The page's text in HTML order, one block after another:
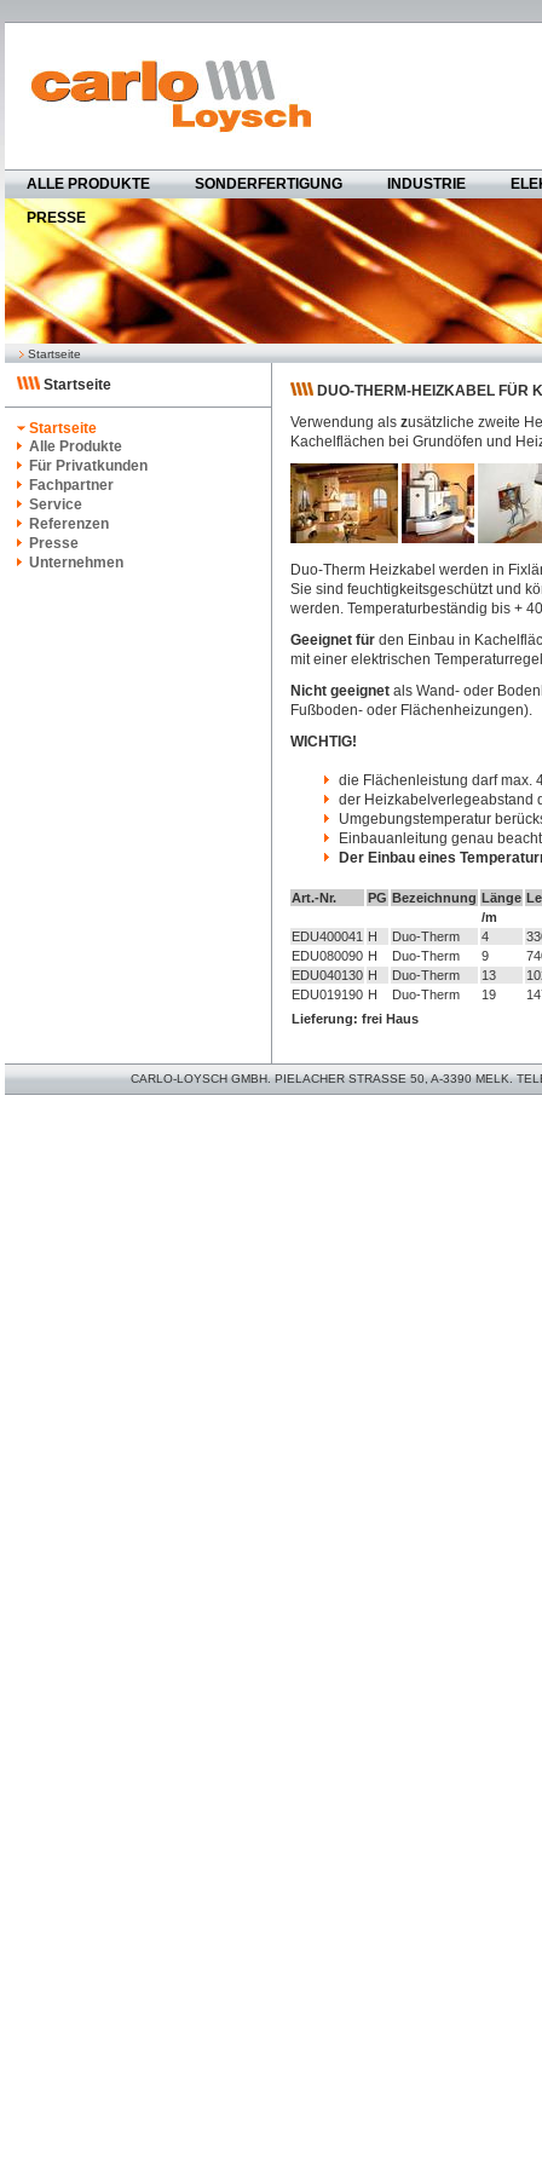
ALLE PRODUKTE SONDERFERTIGUNG INDUSTRIE
PRESSE
Startseite
Startseite
Startseite
Alle Produkte
Für Privatkunden
Fachpartner
Service
Referenzen
Presse
Unternehmen
DUO-THERM-HEIZKABEL FÜR
Verwendung als zusätzliche zweite
Kachelflächen bei Grundöfen und
Duo-Therm Heizkabel werden in
Sie sind feuchtigkeitsgeschützt und
werden. Temperaturbeständig bis +
Geeignet für den Einbau in
mit einer elektrischen
Nicht geeignet als Wand- oder
Fußboden- oder Flächenheizungen).
WICHTIG!
die Flächenleistung darf max.
der Heizkabelverlegeabstand
Umgebungstemperatur
Einbauanleitung genau
Der Einbau eines
Art.-Nr. PG Bezeichnung Länge
/m
EDU400041 H Duo-Therm 4
EDU080090 H Duo-Therm 9
EDU040130 H Duo-Therm 13
EDU019190 H Duo-Therm 19
Lieferung: frei Haus
CARLO-LOYSCH GMBH. PIELACHER STRASSE 50, A-3390 MELK.